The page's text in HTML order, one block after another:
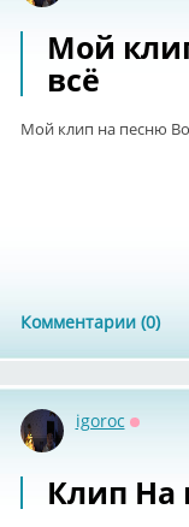
Мой
всё
Мой клип на песню
Комментарии (0)
igoroc
Клип На